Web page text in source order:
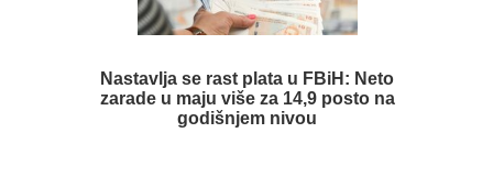
Nastavlja se rast plata u FBiH: Neto
zarade u maju više za 14,9 posto na
godišnjem nivou